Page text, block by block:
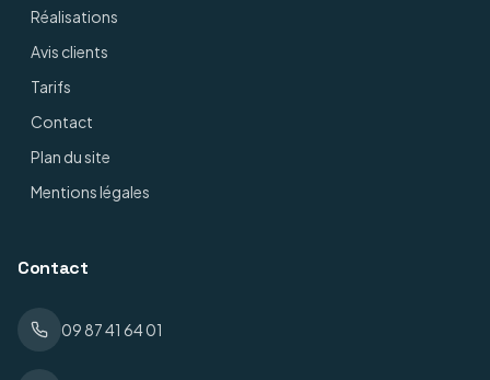
Réalisations
Avis clients
Tarifs
Contact
Plan du site
Mentions légales
Contact
09 87 41 64 01